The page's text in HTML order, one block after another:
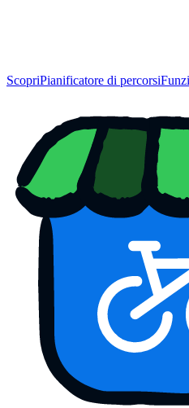
ScopriPianificatore di percorsi